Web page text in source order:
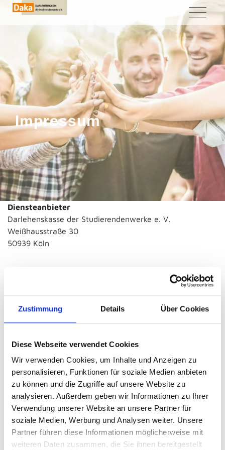
Zustimmung Details Über Cookies
Diese Webseite verwendet Cookies
Wir verwenden Cookies, um Inhalte und Anzeigen zu
personalisieren, Funktionen für soziale Medien anbieten
zu können und die Zugriffe auf unsere Website zu
analysieren. Außerdem geben wir Informationen zu Ihrer
Verwendung unserer Website an unsere Partner für
soziale Medien, Werbung und Analysen weiter. Unsere
Partner führen diese Informationen möglicherweise mit
weiteren Daten zusammen, die Sie ihnen bereitgestellt
Skip
Impressum
Diensteanbieter
Darlehenskasse der Studierendenwerke e. V.
Weißhausstraße 30
50939 Köln
Telefon: 0221 78955-260
Fax: 0221 78955-266
Vertretungsberechtigte Personen
Geschäftsführender Vorstand: Dr. Christoph Holtwisch
(Vorsitzender), Jörg J. Schmitz (stellv. Vorsitzender), Dr.
Insa Deeken
Audiovisuelle Mediendienste
Sitzland: Deutschland
Zuständige Regulierungs-, bzw. Aufsichtsbehörde: